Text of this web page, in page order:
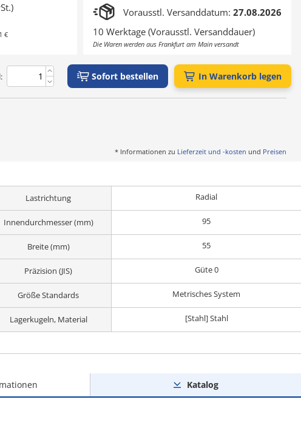
€
Vorausstl. Versanddatum: 27.08.2026
10 Werktage (Vorausstl. Versanddauer)
Die Waren werden aus Frankfurt am Main versandt
Sofort bestellen In Warenkorb legen
* Informationen zu Lieferzeit und -kosten und Preisen
Lastrichtung Radial
Innendurchmesser (mm) 95
Breite (mm) 55
Präzision (JIS) Güte 0
Größe Standards Metrisches System
Lagerkugeln, Material [Stahl] Stahl
Katalog